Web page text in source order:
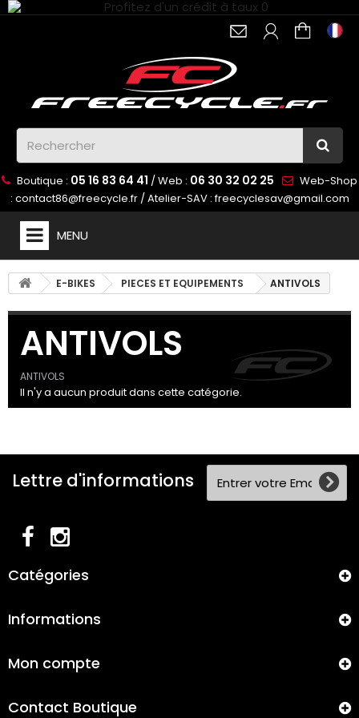
Boutique : 05 16 83 64 41 / Web : 06 30 32 02 25
Web-Shop
: contact86@freecycle.fr/ Atelier-SAV :freecyclesav@gmail.com
MENU
E-BIKES PIECES ET EQUIPEMENTS ANTIVOLS
ANTIVOLS
ANTIVOLS
Il n'y a aucun produit dans cette catégorie.
Lettre d'informations
Catégories
Informations
Mon compte
Contact Boutique